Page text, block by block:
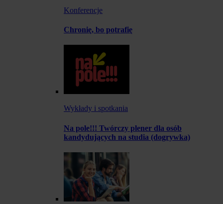
Konferencje
Chronię, bo potrafię
Wykłady i spotkania
Na pole!!! Twórczy plener dla osób
kandydujących na studia (dogrywka)